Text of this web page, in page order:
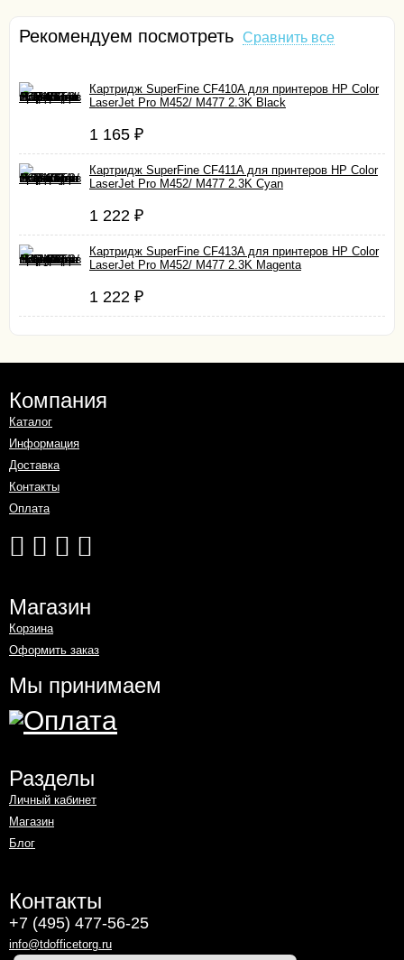
Рекомендуем посмотреть Сравнить все
Картридж SuperFine CF410A для принтеров HP Color
LaserJet Pro M452/ M477 2.3K Black
1 165 ₽
Картридж SuperFine CF411A для принтеров HP Color
LaserJet Pro M452/ M477 2.3K Cyan
1 222 ₽
Картридж SuperFine CF413A для принтеров HP Color
LaserJet Pro M452/ M477 2.3K Magenta
1 222 ₽
Компания
Каталог
Информация
Доставка
Контакты
Оплата
Магазин
Корзина
Оформить заказ
Мы принимаем
Разделы
Личный кабинет
Магазин
Блог
Контакты
+7 (495) 477-56-25
info@tdofficetorg.ru